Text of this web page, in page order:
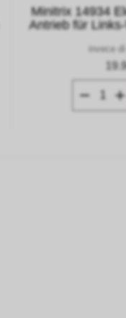
Minitrix 14934
Antrieb für
invece di